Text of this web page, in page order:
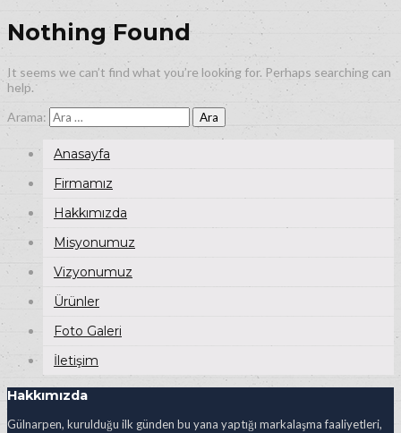
Nothing Found
It seems we can’t find what you’re looking for. Perhaps searching can
help.
Arama:
Anasayfa
Firmamız
Hakkımızda
Misyonumuz
Vizyonumuz
Ürünler
Foto Galeri
İletişim
Hakkımızda
Gülnarpen, kurulduğu ilk günden bu yana yaptığı markalaşma faaliyetleri,